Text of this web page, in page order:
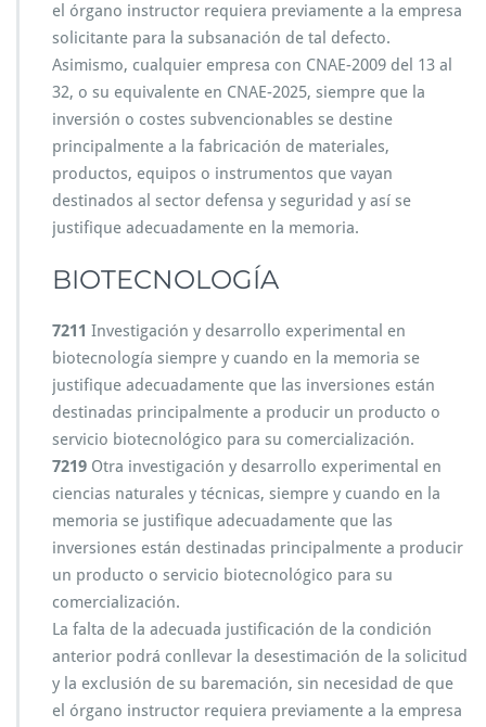
el órgano instructor requiera previamente a la empresa
solicitante para la subsanación de tal defecto.
Asimismo, cualquier empresa con CNAE-2009 del 13 al
32, o su equivalente en CNAE-2025, siempre que la
inversión o costes subvencionables se destine
principalmente a la fabricación de materiales,
productos, equipos o instrumentos que vayan
destinados al sector defensa y seguridad y así se
justifique adecuadamente en la memoria.
BIOTECNOLOGÍA
7211 Investigación y desarrollo experimental en
biotecnología siempre y cuando en la memoria se
justifique adecuadamente que las inversiones están
destinadas principalmente a producir un producto o
servicio biotecnológico para su comercialización.
7219 Otra investigación y desarrollo experimental en
ciencias naturales y técnicas, siempre y cuando en la
memoria se justifique adecuadamente que las
inversiones están destinadas principalmente a producir
un producto o servicio biotecnológico para su
comercialización.
La falta de la adecuada justificación de la condición
anterior podrá conllevar la desestimación de la solicitud
y la exclusión de su baremación, sin necesidad de que
el órgano instructor requiera previamente a la empresa